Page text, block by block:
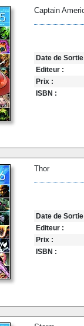
Captain
Date de
Editeur :
Prix :
ISBN :
Thor
Date de
Editeur :
Prix :
ISBN :